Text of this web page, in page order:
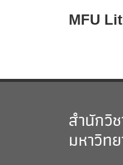
MFU
สำนักวิ
มหาวิท